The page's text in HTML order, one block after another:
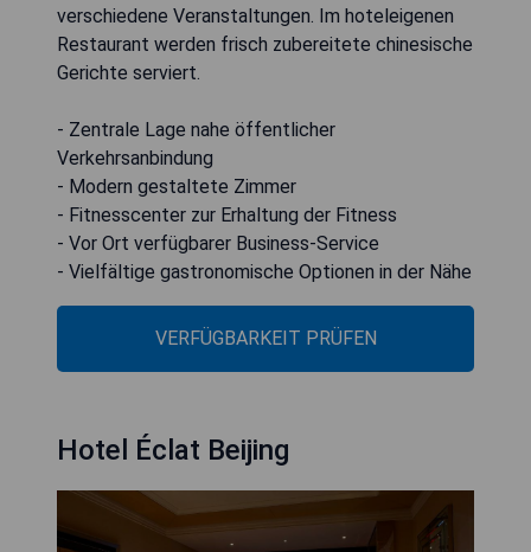
verschiedene Veranstaltungen. Im hoteleigenen
Restaurant werden frisch zubereitete chinesische
Gerichte serviert.
- Zentrale Lage nahe öffentlicher
Verkehrsanbindung
- Modern gestaltete Zimmer
- Fitnesscenter zur Erhaltung der Fitness
- Vor Ort verfügbarer Business-Service
- Vielfältige gastronomische Optionen in der Nähe
VERFÜGBARKEIT PRÜFEN
Hotel Éclat Beijing